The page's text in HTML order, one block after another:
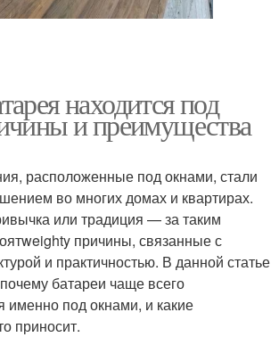
находится под
и преимущества
расположенные под окнами, стали
во многих домах и квартирах.
или традиция — за таким
причины, связанные с
и практичностью. В данной статье
батареи чаще всего
именно под окнами, и какие
приносит.